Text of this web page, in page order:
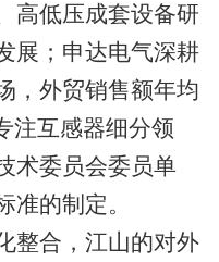
低压成套设备研
展；申达电气深耕
，外贸销售额年均
注互感器细分领
术委员会委员单
准的制定。
合，江山的对外